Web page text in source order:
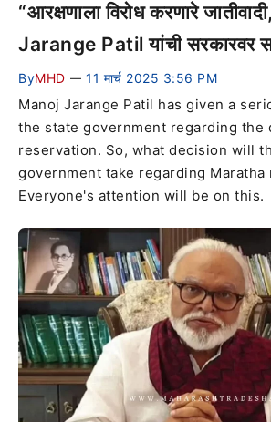
“आरक्षणाला विरोध करणारे
Jarange Patil यांची सरकारवर
ByMHD — 11 मार्च 2025 3:56 PM
Manoj Jarange Patil has given a
the state government regarding the
reservation. So, what decision will
government take regarding Maratha
Everyone's attention will be on this.